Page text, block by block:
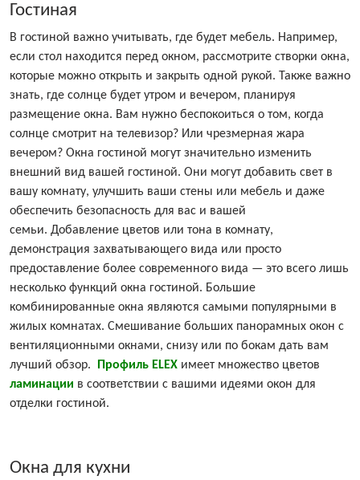
Гостиная
В гостиной важно учитывать, где будет мебель. Например,
если стол находится перед окном, рассмотрите створки окна,
которые можно открыть и закрыть одной рукой. Также важно
знать, где солнце будет утром и вечером, планируя
размещение окна. Вам нужно беспокоиться о том, когда
солнце смотрит на телевизор? Или чрезмерная жара
вечером? Окна гостиной могут значительно изменить
внешний вид вашей гостиной. Они могут добавить свет в
вашу комнату, улучшить ваши стены или мебель и даже
обеспечить безопасность для вас и вашей
семьи. Добавление цветов или тона в комнату,
демонстрация захватывающего вида или просто
предоставление более современного вида — это всего лишь
несколько функций окна гостиной. Большие
комбинированные окна являются самыми популярными в
жилых комнатах. Смешивание больших панорамных окон с
вентиляционными окнами, снизу или по бокам дать вам
лучший обзор.
Профиль ELEX имеет множество цветов
ламинации в соответствии с вашими идеями окон для
отделки гостиной.
Окна для кухни